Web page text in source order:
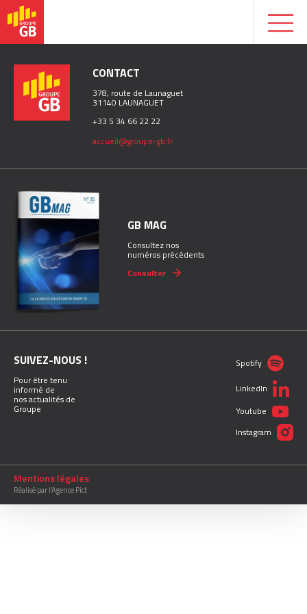
CONTACT
378, route de Launaguet
31140 LAUNAGUET
+33 5 34 66 22 22
accueil@groupe-gb.fr
GB MAG
Consultez nos
numéros précédents
Consulter
SUIVEZ-NOUS !
Pour être tenu
informé de
nos actualités de
Groupe
Spotify
LinkedIn
Youtube
Instagram
Mentions légales
Réalisé par l’Agence Pict